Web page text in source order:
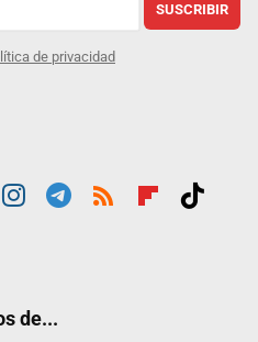
SUSCRIBIR
de privacidad
de...